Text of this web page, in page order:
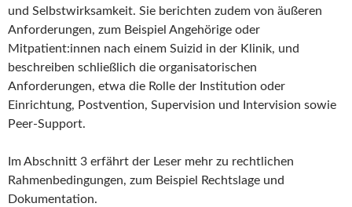
und Selbstwirksamkeit. Sie berichten zudem von äußeren
Anforderungen, zum Beispiel Angehörige oder
Mitpatient:innen nach einem Suizid in der Klinik, und
beschreiben schließlich die organisatorischen
Anforderungen, etwa die Rolle der Institution oder
Einrichtung, Postvention, Supervision und Intervision sowie
Peer-Support.
Im Abschnitt 3 erfährt der Leser mehr zu rechtlichen
Rahmenbedingungen, zum Beispiel Rechtslage und
Dokumentation.